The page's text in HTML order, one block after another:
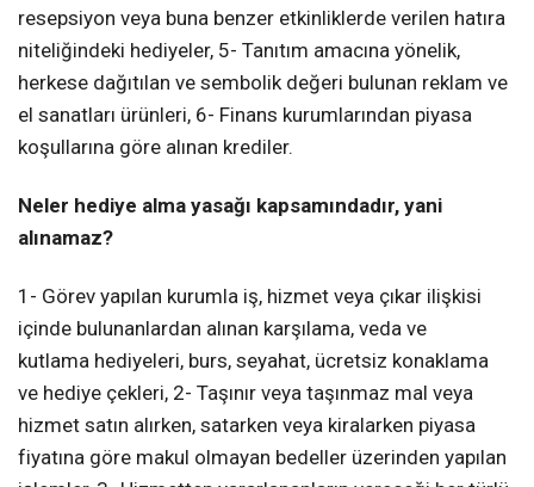
resepsiyon veya buna benzer etkinliklerde verilen hatıra
niteliğindeki hediyeler, 5- Tanıtım amacına yönelik,
herkese dağıtılan ve sembolik değeri bulunan reklam ve
el sanatları ürünleri, 6- Finans kurumlarından piyasa
koşullarına göre alınan krediler.
Neler hediye alma yasağı kapsamındadır, yani
alınamaz?
1- Görev yapılan kurumla iş, hizmet veya çıkar ilişkisi
içinde bulunanlardan alınan karşılama, veda ve
kutlama hediyeleri, burs, seyahat, ücretsiz konaklama
ve hediye çekleri, 2- Taşınır veya taşınmaz mal veya
hizmet satın alırken, satarken veya kiralarken piyasa
fiyatına göre makul olmayan bedeller üzerinden yapılan